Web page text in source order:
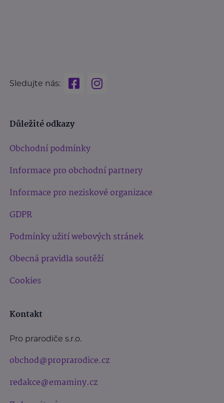
Sledujte nás:
Důležité odkazy
Obchodní podmínky
Informace pro obchodní partnery
Informace pro neziskové organizace
GDPR
Podmínky užití webových stránek
Obecná pravidla soutěží
Cookies
Kontakt
Pro prarodiče s.r.o.
obchod@proprarodice.cz
redakce@emaminy.cz